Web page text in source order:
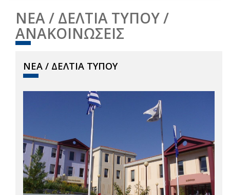
ΝΕΑ / ΔΕΛΤΙΑ ΤΥΠΟΥ /
ΑΝΑΚΟΙΝΩΣΕΙΣ
ΝΕΑ / ΔΕΛΤΙΑ ΤΥΠΟΥ